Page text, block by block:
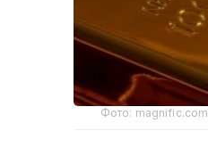
Фото: magnific.com